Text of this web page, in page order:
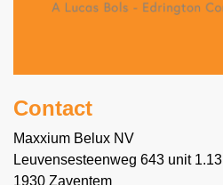
Contact
Maxxium Belux NV
Leuvensesteenweg 643 unit 1.13
1930 Zaventem